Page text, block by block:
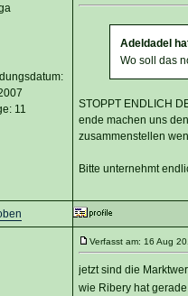
11
Adeldadel
Wo soll das
STOPPT ENDLICH
ende machen uns
zusammenstellen
Bitte unternehmt
Verfasst am: 16 Aug
jetzt sind die
wie Ribery hat